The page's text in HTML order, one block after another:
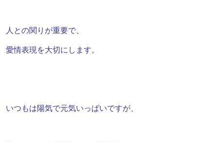
人との関りが重要で、
愛情表現を大切にします。
いつもは陽気で元気いっぱいですが、